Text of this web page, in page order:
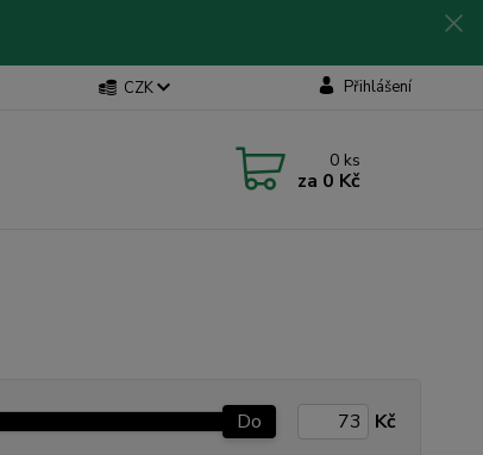
CZK Přihlášení
0 ks
za 0 Kč
Do Kč